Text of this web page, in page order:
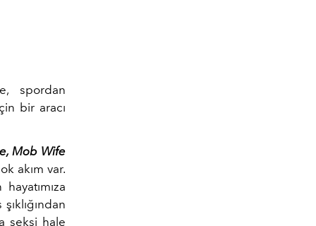
spordan
bir aracı
Mob Wife
akım var.
seksi hale